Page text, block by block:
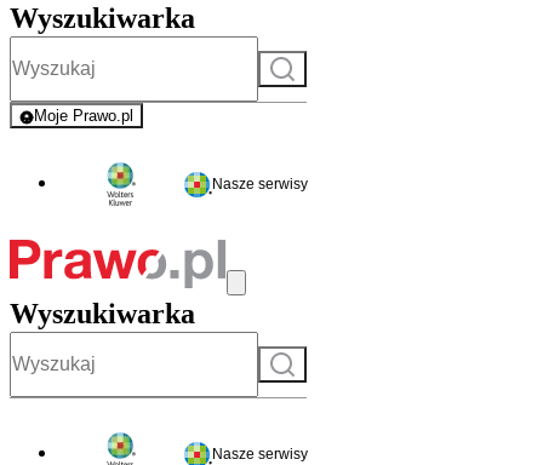
Wyszukiwarka
Szukaj
Moje Prawo.pl
- rejestracja i logowanie do serwisu
Nasze serwisy
Wyszukiwarka
Szukaj
Nasze serwisy